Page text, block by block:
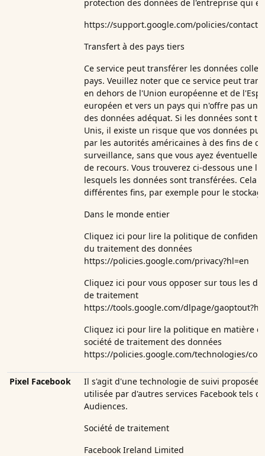
protection des données de l'entreprise qui
https://support.google.com/policies/contact/
Transfert à des pays tiers
Ce service peut transférer les données
pays. Veuillez noter que ce service peut
en dehors de l'Union européenne et de
européen et vers un pays qui n'offre pas un
des données adéquat. Si les données sont
Unis, il existe un risque que vos données
par les autorités américaines à des fins de
surveillance, sans que vous ayez
de recours. Vous trouverez ci-dessous une
lesquels les données sont transférées. Cela
différentes fins, par exemple pour le
Dans le monde entier
Cliquez ici pour lire la politique de
du traitement des données
https://policies.google.com/privacy?hl=en
Cliquez ici pour vous opposer sur tous les
de traitement
https://tools.google.com/dlpage/
Cliquez ici pour lire la politique en matière
société de traitement des données
https://policies.google.com/technologies/
Pixel Facebook
Il s'agit d'une technologie de suivi proposée
utilisée par d'autres services Facebook tels
Audiences.
Société de traitement
Facebook Ireland Limited